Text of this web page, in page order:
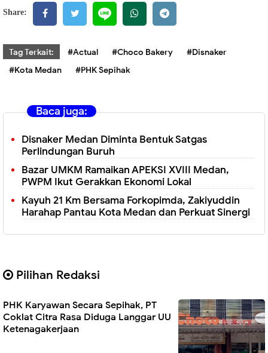
Share:
Tag Terkait: #Actual #Choco Bakery
#Disnaker
#Kota Medan
#PHK Sepihak
Baca juga:
Disnaker Medan Diminta Bentuk Satgas
Perlindungan Buruh
Bazar UMKM Ramaikan APEKSI XVIII Medan,
PWPM Ikut Gerakkan Ekonomi Lokal
Kayuh 21 Km Bersama Forkopimda, Zakiyuddin
Harahap Pantau Kota Medan dan Perkuat Sinergi
Pilihan Redaksi
PHK Karyawan Secara Sepihak, PT
Coklat Citra Rasa Diduga Langgar UU
Ketenagakerjaan